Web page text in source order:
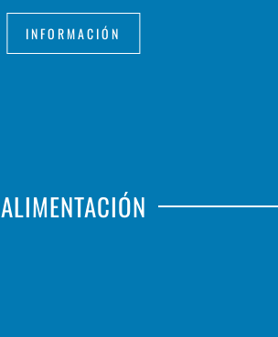
INFORMACIÓN
ALIMENTACIÓN